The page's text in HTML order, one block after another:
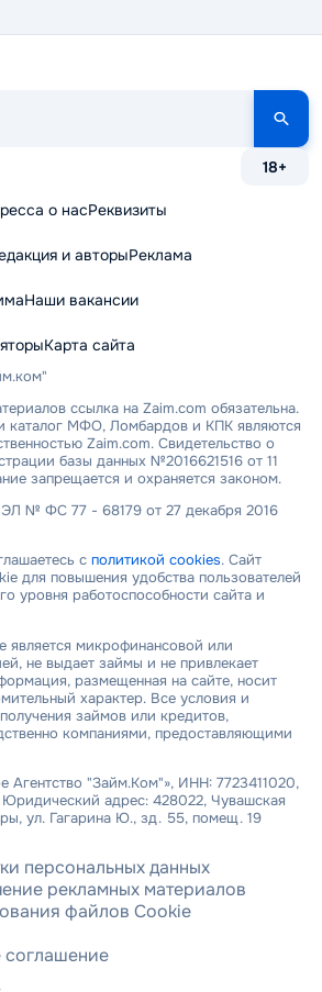
18+
о насРеквизиты
и авторыРеклама
Наши вакансии
Карта сайта
ссылка на Zaim.com обязательна.
каталог МФО, Ломбардов и КПК являются
Zaim.com. Свидетельство о
базы данных №2016621516 от 11
запрещается и охраняется законом.
№ ФС 77 - 68179 от 27 декабря 2016
с политикой cookies. Сайт
для повышения удобства пользователей
уровня работоспособности сайта и
микрофинансовой или
не выдает займы и не привлекает
размещенная на сайте, носит
характер. Все условия и
займов или кредитов,
компаниями, предоставляющими
"Займ.Ком"», ИНН: 7723411020,
адрес: 428022, Чувашская
ул. Гагарина Ю., зд. 55, помещ. 19
персональных данных
рекламных материалов
файлов Cookie
соглашение